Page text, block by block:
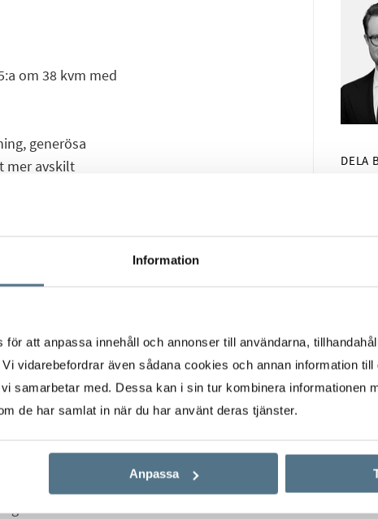
Information
för att anpassa innehåll och annonser till användarna,
vidarebefordrar även sådana cookies och annan information
samarbetar med. Dessa kan i sin tur kombinera informationen
de har samlat in när du har använt deras tjänster.
Anpassa
DELA
om 38 kvm med
generösa
mer avskilt
plats för större
till köket
och goda
balkongen,
månader.
sovdel.
gör vardagen
som kan
utsikt över